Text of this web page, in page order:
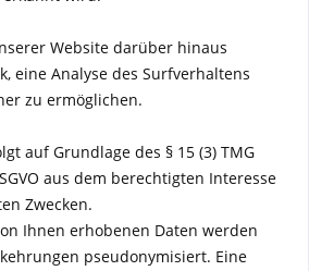
Website darüber hinaus
eine Analyse des Surfverhaltens
zu ermöglichen.
auf Grundlage des § 15 (3) TMG
aus dem berechtigten Interesse
Zwecken.
Ihnen erhobenen Daten werden
pseudonymisiert. Eine